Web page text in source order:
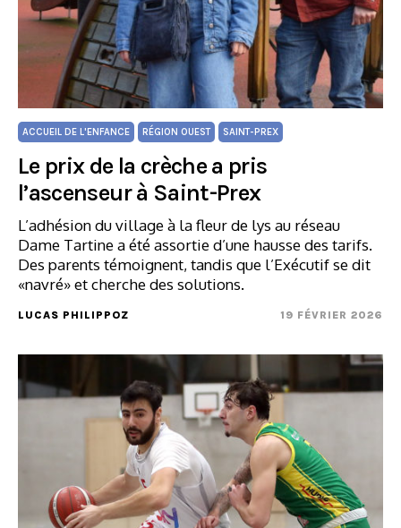
ACCUEIL DE L'ENFANCE RÉGION OUEST SAINT-PREX
Le prix de la crèche a pris
l’ascenseur à Saint-Prex
L’adhésion du village à la fleur de lys au réseau
Dame Tartine a été assortie d’une hausse des tarifs.
Des parents témoignent, tandis que l’Exécutif se dit
«navré» et cherche des solutions.
LUCAS PHILIPPOZ 19 FÉVRIER 2026